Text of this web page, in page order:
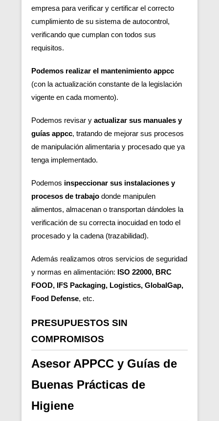
empresa para verificar y certificar el correcto
cumplimiento de su sistema de autocontrol,
verificando que cumplan con todos sus
requisitos.
Podemos realizar el mantenimiento appcc
(con la actualización constante de la legislación
vigente en cada momento).
Podemos revisar y actualizar sus manuales y
guías appcc, tratando de mejorar sus procesos
de manipulación alimentaria y procesado que ya
tenga implementado.
Podemos inspeccionar sus instalaciones y
procesos de trabajo donde manipulen
alimentos, almacenan o transportan dándoles la
verificación de su correcta inocuidad en todo el
procesado y la cadena (trazabilidad).
Además realizamos otros servicios de seguridad
y normas en alimentación: ISO 22000, BRC
FOOD, IFS Packaging, Logistics, GlobalGap,
Food Defense, etc.
PRESUPUESTOS SIN
COMPROMISOS
Asesor APPCC y Guías de
Buenas Prácticas de
Higiene